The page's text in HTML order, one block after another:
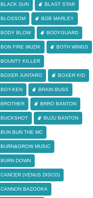
BLACK SUN BLAST STAR
BLOSSOM BOB MARLEY
BODY BLOW BODYGUARD
BON FIRE MUZIK BOTH WINGS
BOUNTY KILLER
BOXER JUNTARO BOXER KID
BOY-KEN BRAIN BUSS
BROTHER BRRO BANTON
BUCKSHOT BUJU BANTON
BUN BUN THE MC
BURN&GROW MUSIC
BURN DOWN
CANCER (VENUS DISCO)
CANNON BAZOOKA